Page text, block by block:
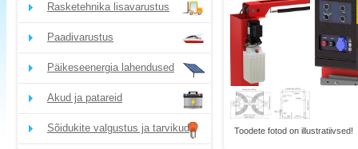
Rasketehnika lisavarustus
Paadivarustus
Päikeseenergia lahendused
Akud ja patareid
Sõidukite valgustus ja tarvikud Toodete fotod on illustratiivsed!